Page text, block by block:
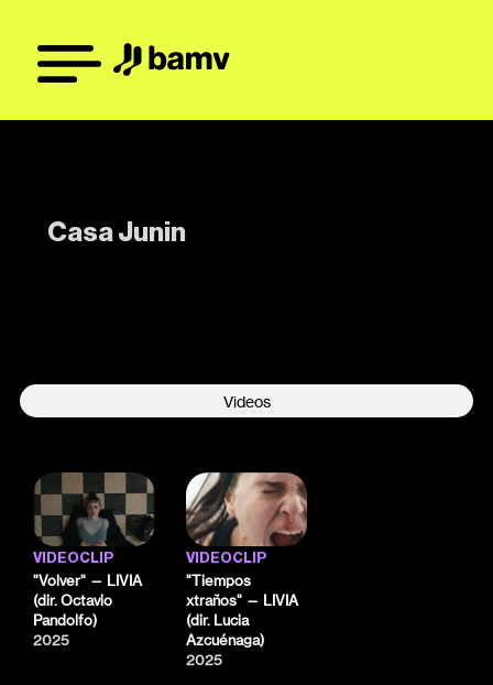
Casa Junin
Videos
VIDEOCLIP
"Volver" — LIVIA
(dir. Octavio
Pandolfo)
2025
VIDEOCLIP
"Tiempos
xtraños" — LIVIA
(dir. Lucia
Azcuénaga)
2025